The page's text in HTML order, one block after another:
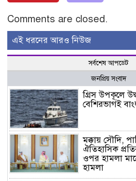
Comments are closed.
এই ধরনের আরও নিউজ
সর্বশেষ আপডেট
জনপ্রিয় সংবাদ
গ্রিস উপকূলে
বেশিরভাগই
মক্কায় সৌদি,
ঐতিহাসিক
ওপর হামলা
হামলা